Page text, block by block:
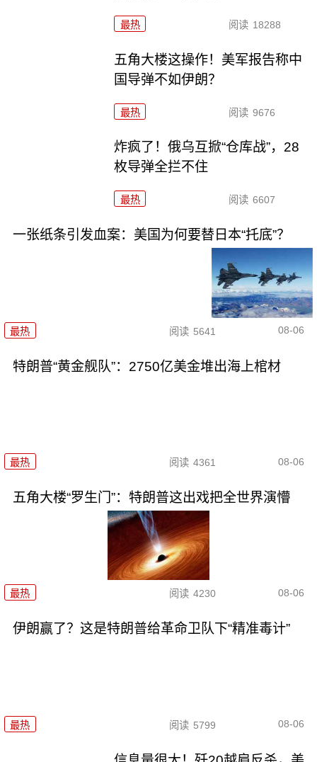
最热 阅读 18288
五角大楼这操作！美军报告称中
国导弹不如伊朗？
最热 阅读 9676
炸疯了！俄乌互掀“仓库战”，28
枚导弹全拦不住
最热 阅读 6607
一张纸条引发血案：美国为何要替日本“托底”？
最热 阅读 5641 08-06
特朗普“黄金舰队”：2750亿美金堆出海上棺材
最热 阅读 4361 08-06
五角大楼“罗生门”：特朗普这出戏把全世界演懵
最热 阅读 4230 08-06
伊朗赢了？这是特朗普给革命卫队下“精准毒计”
最热 阅读 5799 08-06